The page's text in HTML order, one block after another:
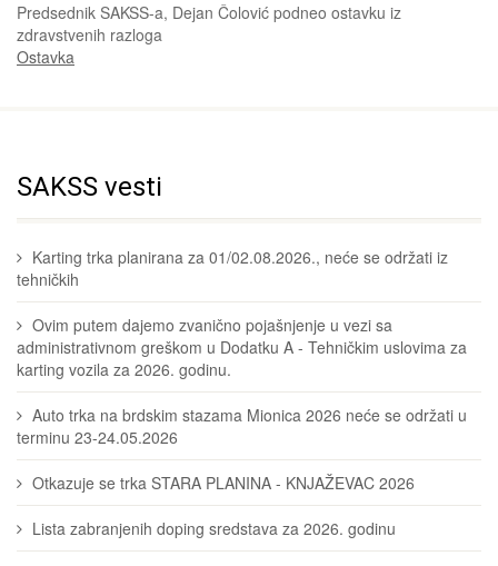
Predsednik SAKSS-a, Dejan Čolović podneo ostavku iz
zdravstvenih razloga
Ostavka
SAKSS vesti
Karting trka planirana za 01/02.08.2026., neće se održati iz
tehničkih
Ovim putem dajemo zvanično pojašnjenje u vezi sa
administrativnom greškom u Dodatku A - Tehničkim uslovima za
karting vozila za 2026. godinu.
Auto trka na brdskim stazama Mionica 2026 neće se održati u
terminu 23-24.05.2026
Otkazuje se trka STARA PLANINA - KNJAŽEVAC 2026
Lista zabranjenih doping sredstava za 2026. godinu